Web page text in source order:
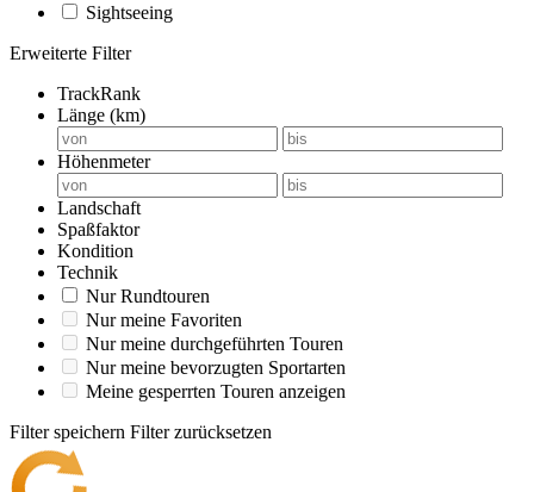
Sightseeing
Erweiterte Filter
TrackRank
Länge (km)
Höhenmeter
Landschaft
Spaßfaktor
Kondition
Technik
Nur Rundtouren
Nur meine Favoriten
Nur meine durchgeführten Touren
Nur meine bevorzugten Sportarten
Meine gesperrten Touren anzeigen
Filter speichern Filter zurücksetzen